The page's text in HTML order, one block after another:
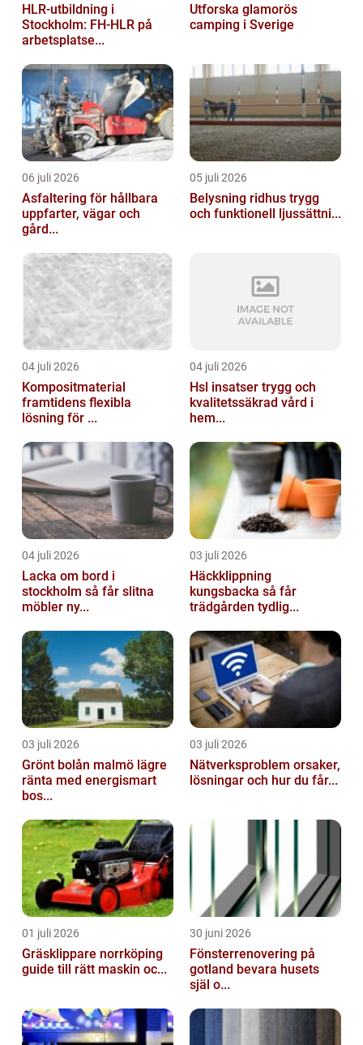
HLR-utbildning i
Stockholm: FH-HLR på
arbetsplatse...
Utforska glamorös
camping i Sverige
06 juli 2026
Asfaltering för hållbara
uppfarter, vägar och
gård...
05 juli 2026
Belysning ridhus trygg
och funktionell ljussättni...
04 juli 2026
Kompositmaterial
framtidens flexibla
lösning för ...
04 juli 2026
Hsl insatser trygg och
kvalitetssäkrad vård i
hem...
04 juli 2026
Lacka om bord i
stockholm så får slitna
möbler ny...
03 juli 2026
Häckklippning
kungsbacka så får
trädgården tydlig...
03 juli 2026
Grönt bolån malmö lägre
ränta med energismart
bos...
03 juli 2026
Nätverksproblem orsaker,
lösningar och hur du får...
01 juli 2026
Gräsklippare norrköping
guide till rätt maskin oc...
30 juni 2026
Fönsterrenovering på
gotland bevara husets
själ o...